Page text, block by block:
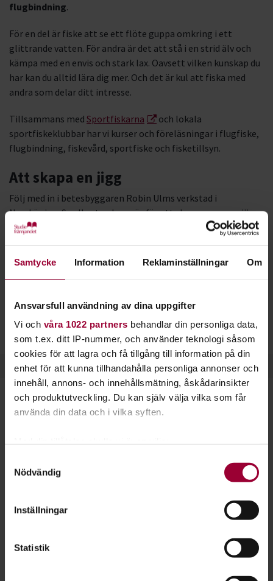
Samtycke Information Reklaminställningar Om
Ansvarsfull användning av dina uppgifter
Vi och våra 1022 partners behandlar din personliga data,
som t.ex. ditt IP-nummer, och använder teknologi såsom
cookies för att lagra och få tillgång till information på din
enhet för att kunna tillhandahålla personliga annonser och
innehåll, annons- och innehållsmätning, åskådarinsikter
och produktutveckling. Du kan själv välja vilka som får
använda din data och i vilka syften.
som kan ha en noggrannhet på upp till flera meter
Ta reda på mer om hur dina personliga uppgifter
Du kan ändra eller dra tillbaka ditt samtycke när som
Nödvändig
Inställningar
Statistik
flugbindning.
För en del är fiske att se ett flöte guppa omkring i ett
glittrande vatten. För andra är det att stå i en strid älv och
kämpa med en envis och stark lax. Oavsett vilken kunskap du
har kan du alltid lära dig mer. Och det är kul att fiska med
andra som delar ditt intresse.
Tillsammans med Sportfiskarna
och lokala
sportfiskeklubbar har vi kurser och föreläsningar i flugfiske,
flugbindning, fiskevård, sportfiske och fisketillsyn.
Att skapa en jigg
Följ med in i betesbyggaren Robin Ulms verkstad i
Norrköping. Se alla steg han gör för att skapa en gummijigg
för gäddfiske.
Starta en studiecirkel!